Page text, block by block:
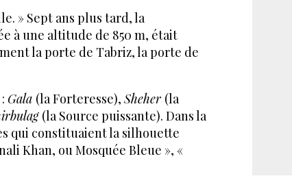
» Sept ans plus tard, la
à une altitude de 850 m, était
la porte de Tabriz, la porte de
Gala (la Forteresse),Sheher (la
(la Source puissante). Dans la
qui constituaient la silhouette
Khan, ou Mosquée Bleue », «